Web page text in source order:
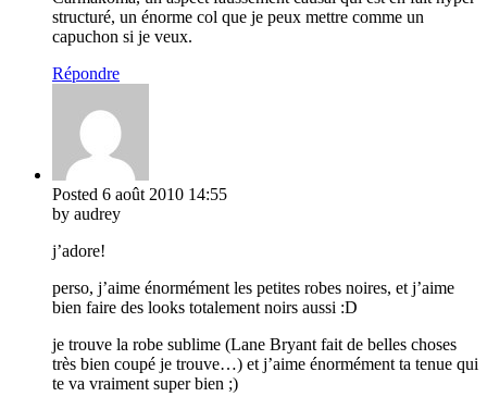
structuré, un énorme col que je peux mettre comme un
capuchon si je veux.
Répondre
Posted 6 août 2010 14:55
by audrey
j’adore!
perso, j’aime énormément les petites robes noires, et j’aime
bien faire des looks totalement noirs aussi :D
je trouve la robe sublime (Lane Bryant fait de belles choses
très bien coupé je trouve…) et j’aime énormément ta tenue qui
te va vraiment super bien ;)